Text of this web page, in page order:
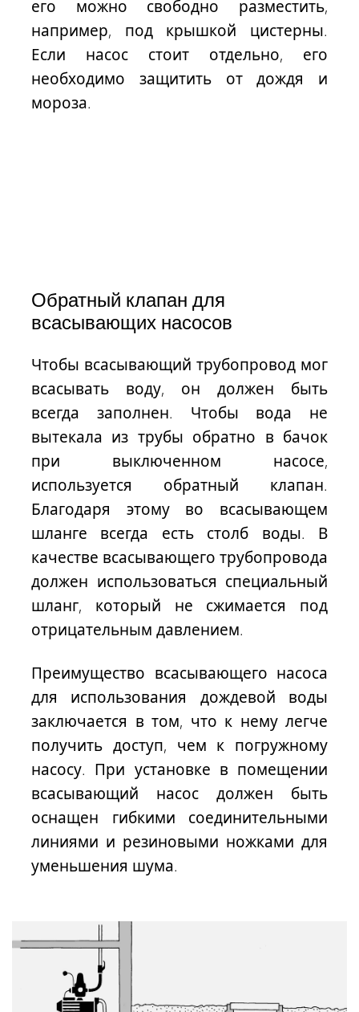
его можно свободно разместить,
например, под крышкой цистерны.
Если насос стоит отдельно, его
необходимо защитить от дождя и
мороза.
Обратный клапан для
всасывающих насосов
Чтобы всасывающий трубопровод мог
всасывать воду, он должен быть
всегда заполнен. Чтобы вода не
вытекала из трубы обратно в бачок
при выключенном насосе,
используется обратный клапан.
Благодаря этому во всасывающем
шланге всегда есть столб воды. В
качестве всасывающего трубопровода
должен использоваться специальный
шланг, который не сжимается под
отрицательным давлением.
Преимущество всасывающего насоса
для использования дождевой воды
заключается в том, что к нему легче
получить доступ, чем к погружному
насосу. При установке в помещении
всасывающий насос должен быть
оснащен гибкими соединительными
линиями и резиновыми ножками для
уменьшения шума.